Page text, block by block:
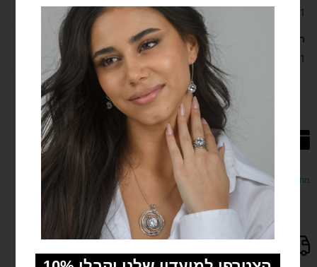
1
רוחב בס"מ
3.1
מחפשים את המתנה המושלמת? מפנקים ומפתיעים עם שובר המתנה שלנו!